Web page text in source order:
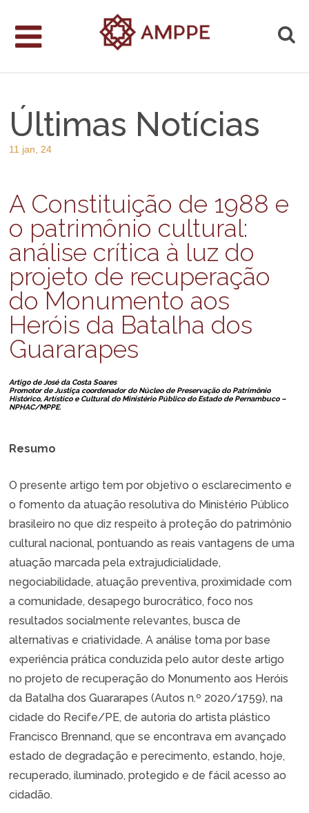
Últimas Notícias
11 jan, 24
A Constituição de 1988 e
o patrimônio cultural:
análise crítica à luz do
projeto de recuperação
do Monumento aos
Heróis da Batalha dos
Guararapes
Artigo de José da Costa Soares
Promotor de Justiça coordenador do Núcleo de Preservação do Patrimônio
Histórico, Artístico e Cultural do Ministério Público do Estado de Pernambuco –
NPHAC/MPPE.
Resumo
O presente artigo tem por objetivo o esclarecimento e
o fomento da atuação resolutiva do Ministério Público
brasileiro no que diz respeito à proteção do patrimônio
cultural nacional, pontuando as reais vantagens de uma
atuação marcada pela extrajudicialidade,
negociabilidade, atuação preventiva, proximidade com
a comunidade, desapego burocrático, foco nos
resultados socialmente relevantes, busca de
alternativas e criatividade. A análise toma por base
experiência prática conduzida pelo autor deste artigo
no projeto de recuperação do Monumento aos Heróis
da Batalha dos Guararapes (Autos n.º 2020/1759), na
cidade do Recife/PE, de autoria do artista plástico
Francisco Brennand, que se encontrava em avançado
estado de degradação e perecimento, estando, hoje,
recuperado, iluminado, protegido e de fácil acesso ao
cidadão.